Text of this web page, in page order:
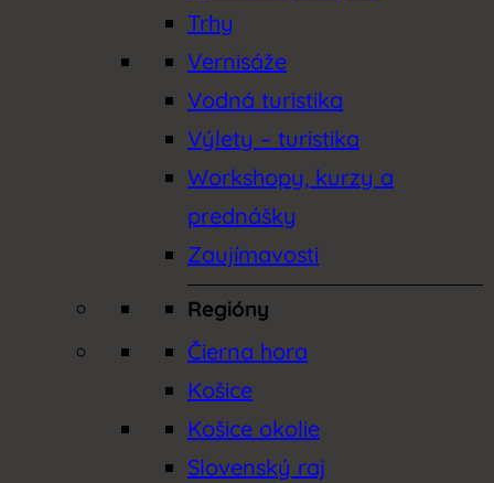
Trhy
Vernisáže
Vodná turistika
Výlety – turistika
Workshopy, kurzy a
prednášky
Zaujímavosti
Regióny
Čierna hora
Košice
Košice okolie
Slovenský raj